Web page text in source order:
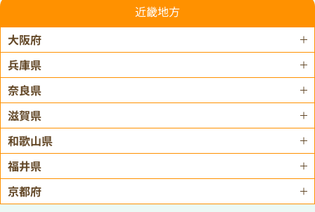
近畿地方
大阪府
兵庫県
奈良県
滋賀県
和歌山県
福井県
京都府